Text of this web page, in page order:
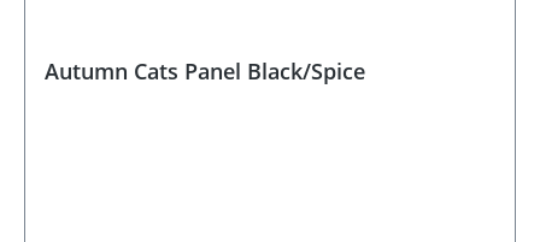
Autumn Cats Panel Black/Spice